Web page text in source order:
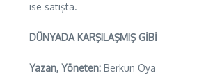
ise satışta.
DÜNYADA KARŞILAŞMIŞ GİBİ
Yazan, Yöneten: Berkun Oya